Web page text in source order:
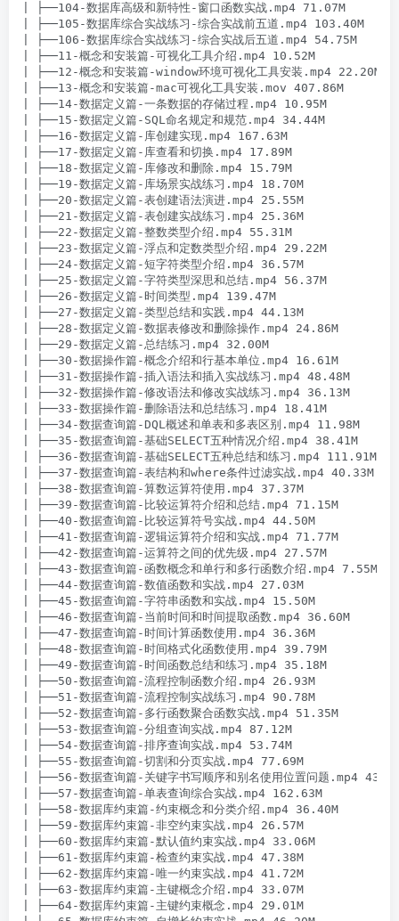
| ├──104-数据库高级和新特性-窗口函数实战.mp4 71.07M
| ├──105-数据库综合实战练习-综合实战前五道.mp4 103.40M
| ├──106-数据库综合实战练习-综合实战后五道.mp4 54.75M
| ├──11-概念和安装篇-可视化工具介绍.mp4 10.52M
| ├──12-概念和安装篇-window环境可视化工具安装.mp4 22.20M
| ├──13-概念和安装篇-mac可视化工具安装.mov 407.86M
| ├──14-数据定义篇-一条数据的存储过程.mp4 10.95M
| ├──15-数据定义篇-SQL命名规定和规范.mp4 34.44M
| ├──16-数据定义篇-库创建实现.mp4 167.63M
| ├──17-数据定义篇-库查看和切换.mp4 17.89M
| ├──18-数据定义篇-库修改和删除.mp4 15.79M
| ├──19-数据定义篇-库场景实战练习.mp4 18.70M
| ├──20-数据定义篇-表创建语法演进.mp4 25.55M
| ├──21-数据定义篇-表创建实战练习.mp4 25.36M
| ├──22-数据定义篇-整数类型介绍.mp4 55.31M
| ├──23-数据定义篇-浮点和定数类型介绍.mp4 29.22M
| ├──24-数据定义篇-短字符类型介绍.mp4 36.57M
| ├──25-数据定义篇-字符类型深思和总结.mp4 56.37M
| ├──26-数据定义篇-时间类型.mp4 139.47M
| ├──27-数据定义篇-类型总结和实践.mp4 44.13M
| ├──28-数据定义篇-数据表修改和删除操作.mp4 24.86M
| ├──29-数据定义篇-总结练习.mp4 32.00M
| ├──30-数据操作篇-概念介绍和行基本单位.mp4 16.61M
| ├──31-数据操作篇-插入语法和插入实战练习.mp4 48.48M
| ├──32-数据操作篇-修改语法和修改实战练习.mp4 36.13M
| ├──33-数据操作篇-删除语法和总结练习.mp4 18.41M
| ├──34-数据查询篇-DQL概述和单表和多表区别.mp4 11.98M
| ├──35-数据查询篇-基础SELECT五种情况介绍.mp4 38.41M
| ├──36-数据查询篇-基础SELECT五种总结和练习.mp4 111.91M
| ├──37-数据查询篇-表结构和where条件过滤实战.mp4 40.33M
| ├──38-数据查询篇-算数运算符使用.mp4 37.37M
| ├──39-数据查询篇-比较运算符介绍和总结.mp4 71.15M
| ├──40-数据查询篇-比较运算符号实战.mp4 44.50M
| ├──41-数据查询篇-逻辑运算符介绍和实战.mp4 71.77M
| ├──42-数据查询篇-运算符之间的优先级.mp4 27.57M
| ├──43-数据查询篇-函数概念和单行和多行函数介绍.mp4 7.55M
| ├──44-数据查询篇-数值函数和实战.mp4 27.03M
| ├──45-数据查询篇-字符串函数和实战.mp4 15.50M
| ├──46-数据查询篇-当前时间和时间提取函数.mp4 36.60M
| ├──47-数据查询篇-时间计算函数使用.mp4 36.36M
| ├──48-数据查询篇-时间格式化函数使用.mp4 39.79M
| ├──49-数据查询篇-时间函数总结和练习.mp4 35.18M
| ├──50-数据查询篇-流程控制函数介绍.mp4 26.93M
| ├──51-数据查询篇-流程控制实战练习.mp4 90.78M
| ├──52-数据查询篇-多行函数聚合函数实战.mp4 51.35M
| ├──53-数据查询篇-分组查询实战.mp4 87.12M
| ├──54-数据查询篇-排序查询实战.mp4 53.74M
| ├──55-数据查询篇-切割和分页实战.mp4 77.69M
| ├──56-数据查询篇-关键字书写顺序和别名使用位置问题.mp4
| ├──57-数据查询篇-单表查询综合实战.mp4 162.63M
| ├──58-数据库约束篇-约束概念和分类介绍.mp4 36.40M
| ├──59-数据库约束篇-非空约束实战.mp4 26.57M
| ├──60-数据库约束篇-默认值约束实战.mp4 33.06M
| ├──61-数据库约束篇-检查约束实战.mp4 47.38M
| ├──62-数据库约束篇-唯一约束实战.mp4 41.72M
| ├──63-数据库约束篇-主键概念介绍.mp4 33.07M
| ├──64-数据库约束篇-主键约束概念.mp4 29.01M